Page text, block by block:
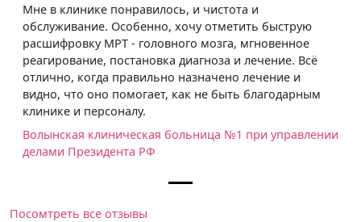
Мне в клинике понравилось, и чистота и
обслуживание. Особенно, хочу отметить быструю
расшифровку МРТ - головного мозга, мгновенное
реагирование, постановка диагноза и лечение. Всё
отлично, когда правильно назначено лечение и
видно, что оно помогает, как не быть благодарным
клинике и персоналу.
Волынская клиническая больница №1 при управлении
делами Президента РФ
Посомтреть все отзывы